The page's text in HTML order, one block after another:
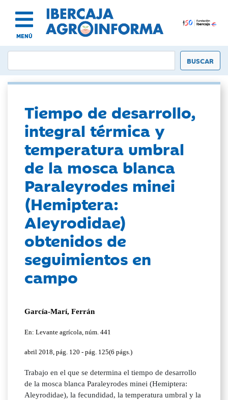
MENÚ
Tiempo de desarrollo,
integral térmica y
temperatura umbral
de la mosca blanca
Paraleyrodes minei
(Hemiptera:
Aleyrodidae)
obtenidos de
seguimientos en
campo
García-Marí, Ferrán
En: Levante agrícola, núm. 441
abril 2018, pág. 120 - pág. 125(6 págs.)
Trabajo en el que se determina el tiempo de desarrollo
de la mosca blanca Paraleyrodes minei (Hemiptera:
Aleyrodidae), la fecundidad, la temperatura umbral y la